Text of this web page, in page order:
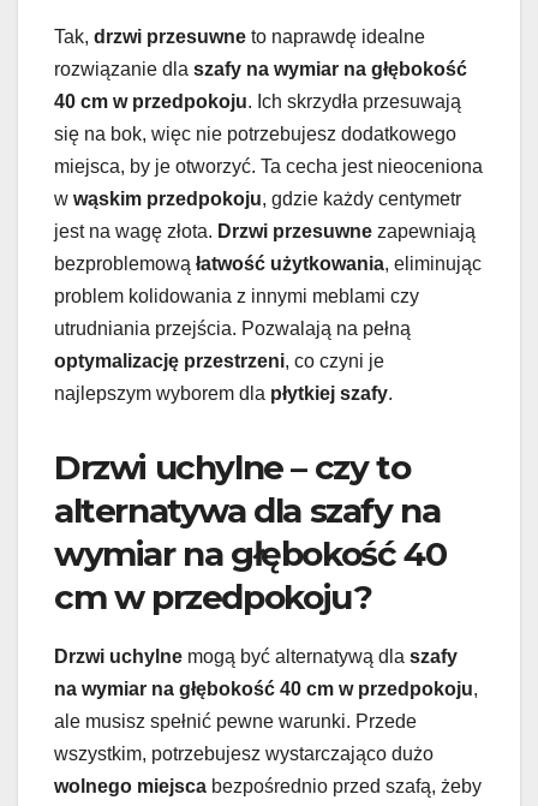
Tak, drzwi przesuwne to naprawdę idealne
rozwiązanie dla szafy na wymiar na głębokość
40 cm w przedpokoju. Ich skrzydła przesuwają
się na bok, więc nie potrzebujesz dodatkowego
miejsca, by je otworzyć. Ta cecha jest nieoceniona
w wąskim przedpokoju, gdzie każdy centymetr
jest na wagę złota. Drzwi przesuwne zapewniają
bezproblemową łatwość użytkowania, eliminując
problem kolidowania z innymi meblami czy
utrudniania przejścia. Pozwalają na pełną
optymalizację przestrzeni, co czyni je
najlepszym wyborem dla płytkiej szafy.
Drzwi uchylne – czy to
alternatywa dla szafy na
wymiar na głębokość 40
cm w przedpokoju?
Drzwi uchylne mogą być alternatywą dla szafy
na wymiar na głębokość 40 cm w przedpokoju,
ale musisz spełnić pewne warunki. Przede
wszystkim, potrzebujesz wystarczająco dużo
wolnego miejsca bezpośrednio przed szafą, żeby